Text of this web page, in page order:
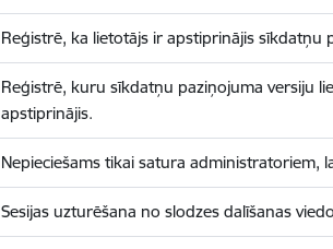
Reģistrē, ka lietotājs ir apstiprinājis sīkdatņu
Reģistrē, kuru sīkdatņu paziņojuma versiju
apstiprinājis.
Nepieciešams tikai satura administratoriem,
Sesijas uzturēšana no slodzes dalīšanas